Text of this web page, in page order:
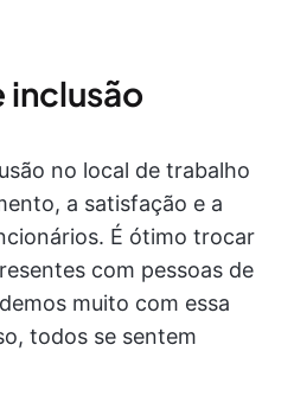
inclusão
no local de trabalho
a satisfação e a
É ótimo trocar
com pessoas de
muito com essa
todos se sentem